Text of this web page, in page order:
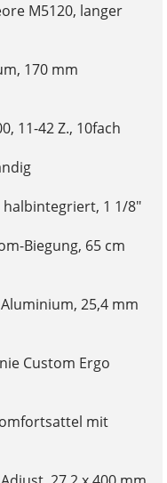
M5120, langer
170 mm
11-42 Z., 10fach
halbintegriert, 1 1/8"
Biegung, 65 cm
25,4 mm
Custom Ergo
mit